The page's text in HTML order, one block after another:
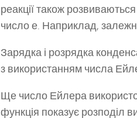
реакції також
число е. Наприклад,
Зарядка і розрядка
з використанням числа
Ще число Ейлера
функція показує розподіл